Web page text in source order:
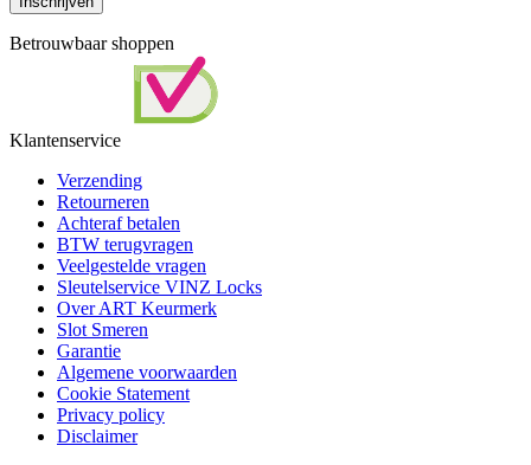
Betrouwbaar shoppen
Klantenservice
Verzending
Retourneren
Achteraf betalen
BTW terugvragen
Veelgestelde vragen
Sleutelservice VINZ Locks
Over ART Keurmerk
Slot Smeren
Garantie
Algemene voorwaarden
Cookie Statement
Privacy policy
Disclaimer